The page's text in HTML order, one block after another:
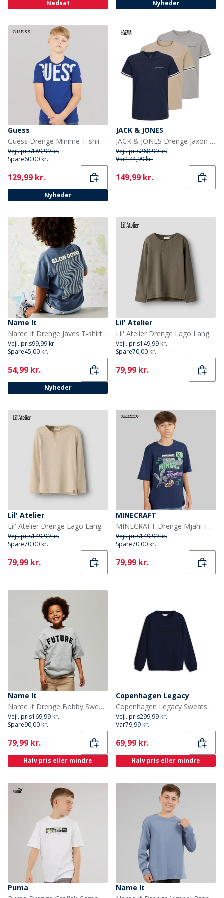
Nedsat Nyheder
Guess
Guess Drenge Minime T-shirt Florescent Blue
Vejl. pris189,99 kr.
Spare60,00 kr.
Current
129,99 kr.
Nyheder
JACK & JONES
JACK & JONES Drenge Jaxon T-shirts Flerfarvet
Vejl. pris268,99 kr.
Var174,99 kr.
Current
149,99 kr.
Name It
Name It Drenge Javes T-shirt Vintage Indigo
Vejl. pris99,99 kr.
Spare45,00 kr.
Current
54,99 kr.
Nyheder
Lil' Atelier
Lil' Atelier Drenge Lago Langærmet Top Shitake
Vejl. pris149,99 kr.
Spare70,00 kr.
Current
79,99 kr.
Lil' Atelier
Lil' Atelier Drenge Lago Langærmet Top Oxford Tan
Vejl. pris149,99 kr.
Spare70,00 kr.
Current
79,99 kr.
MINECRAFT
MINECRAFT Drenge Mjahi T-shirt Navy Blazer
Vejl. pris149,99 kr.
Spare70,00 kr.
Current
79,99 kr.
Name It
Name It Drenge Bobby Sweatshirt Grey Melange
Vejl. pris169,99 kr.
Spare90,00 kr.
Current
79,99 kr.
Halv pris eller mindre
Copenhagen Legacy
Copenhagen Legacy Sweatshirt til Børn Blå
Vejl. pris299,99 kr.
Var79,99 kr.
Current
69,99 kr.
Halv pris eller mindre
Puma
Name It